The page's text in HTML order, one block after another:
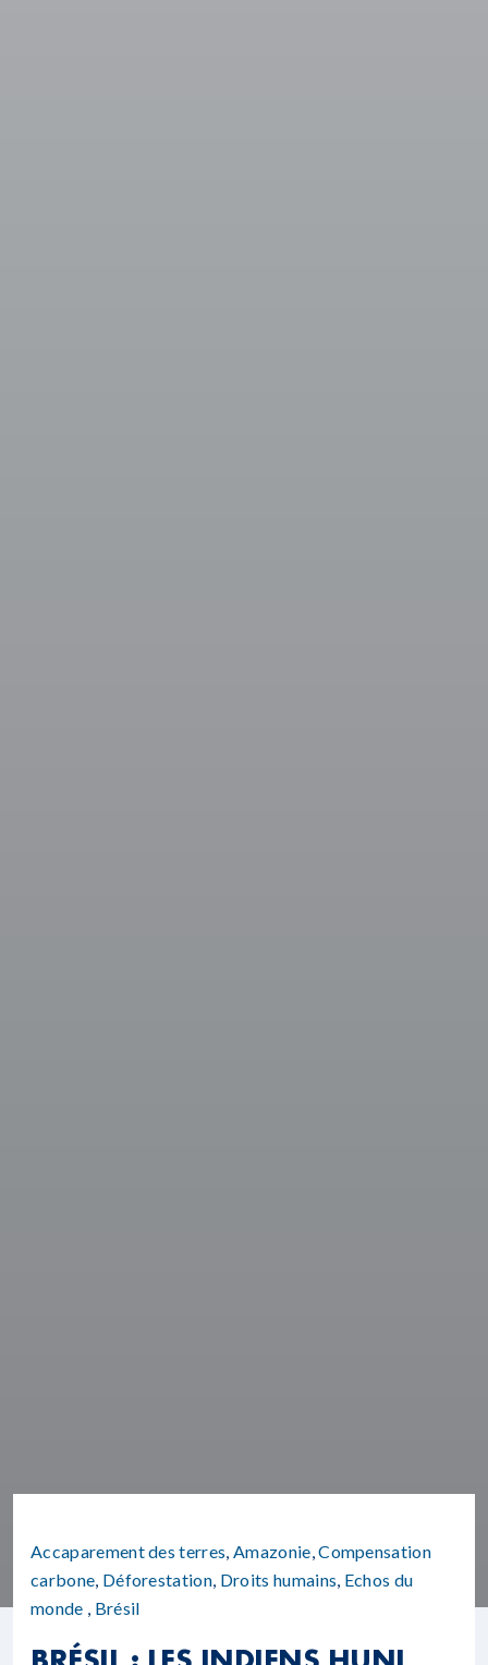
Accaparement des terres,Amazonie,Compensation
carbone, Déforestation, Droits humains, Echos du
monde , Brésil